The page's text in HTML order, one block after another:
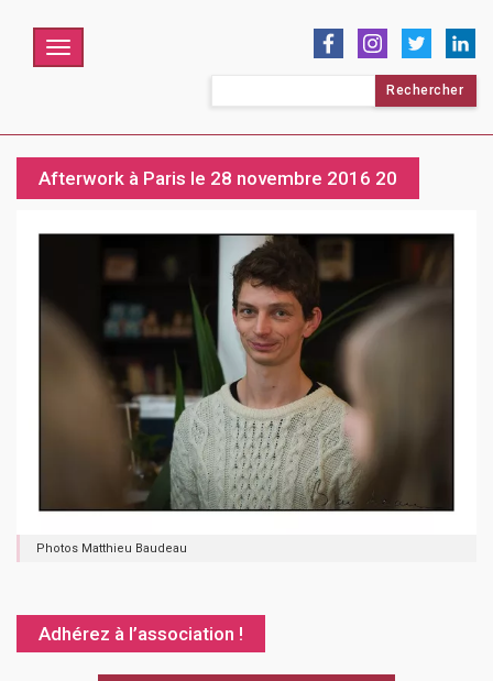
Menu
Afterwork à Paris le 28 novembre 2016 20
Photos Matthieu Baudeau
Adhérez à l’association !